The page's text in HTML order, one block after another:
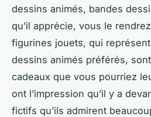
dessins animés, bandes
qu’il apprécie, vous le
figurines jouets, qui
dessins animés préférés,
cadeaux que vous pourriez
ont l’impression qu’il y a
fictifs qu’ils admirent